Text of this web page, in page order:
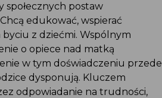
społecznych postaw
edukować, wspierać
z dziećmi. Wspólnym
o opiece nad matką
w tym doświadczeniu przede
dysponują. Kluczem
odpowiadanie na trudności,